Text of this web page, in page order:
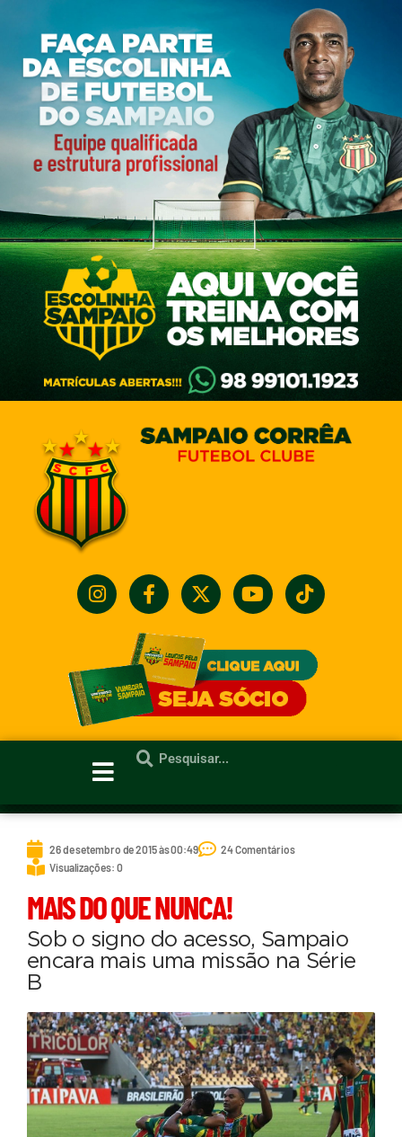
26 de setembro de 2015 às 00:49
24 Comentários
Visualizações: 0
MAIS DO QUE NUNCA!
Sob o signo do acesso, Sampaio
encara mais uma missão na Série
B